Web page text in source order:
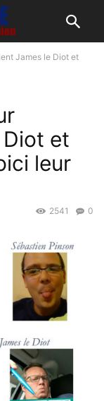
James le Diot et
Diot et
leur
0
2541